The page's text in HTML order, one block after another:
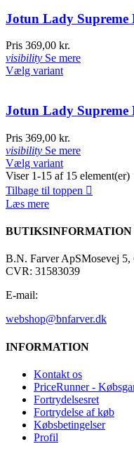
Jotun Lady Supreme
Pris 369,00 kr.
visibility Se mere
Vælg variant
Jotun Lady Supreme
Pris 369,00 kr.
visibility Se mere
Vælg variant
Viser 1-15 af 15 element(er)
Tilbage til toppen 
Læs mere
BUTIKSINFORMATION
B.N. Farver ApSMosevej
CVR: 31583039
E-mail:
webshop@bnfarver.dk
INFORMATION
Kontakt os
PriceRunner -
Fortrydelsesret
Fortrydelse af køb
Købsbetingelser
Profil